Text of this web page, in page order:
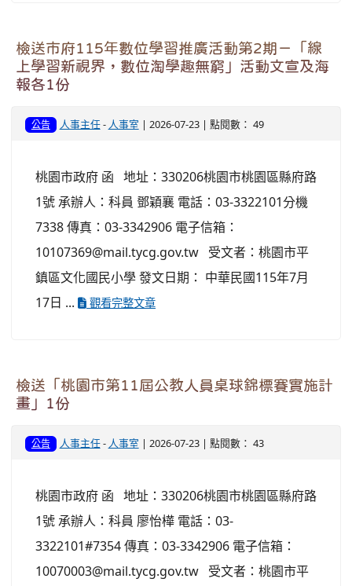
檢送市府115年數位學習推廣活動第2期－「線
上學習新視界，數位淘學趣無窮」活動文宣及海
報各1份
公告 人事主任- 人事室 | 2026-07-23 | 點閱數： 49
桃園市政府 函 地址：330206桃園市桃園區縣府路
1號 承辦人：科員 鄧穎襄 電話：03-3322101分機
7338 傳真：03-3342906 電子信箱：
10107369@mail.tycg.gov.tw 受文者：桃園市平
鎮區文化國民小學 發文日期： 中華民國115年7月
17日 ...
觀看完整文章
檢送「桃園市第11屆公教人員桌球錦標賽實施計
畫」1份
公告 人事主任- 人事室 | 2026-07-23 | 點閱數： 43
桃園市政府 函 地址：330206桃園市桃園區縣府路
1號 承辦人：科員 廖怡樺 電話：03-
3322101#7354 傳真：03-3342906 電子信箱：
10070003@mail.tycg.gov.tw 受文者：桃園市平